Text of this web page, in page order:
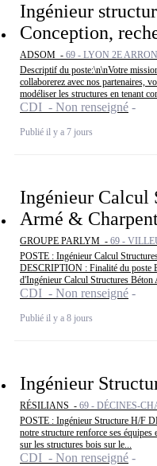
Ingénieur
Conception,
ADSOM - 69 - LYON 2E
Descriptif du poste:\n\nVotre
collaborerez avec nos partenaires,
modéliser les structures en tenant
CDI - Non renseigné
Publié il y a 7 jours
Ingénieur Calcul
Armé &
GROUPE PARLYM - 69 -
POSTE : Ingénieur Calcul
DESCRIPTION : Finalité du poste
d'Ingénieur Calcul Structures Béton
CDI - Non renseigné
Publié il y a 8 jours
Ingénieur
RÉSILIANS - 69 - DÉCINES-
POSTE : Ingénieur Structure H/F
notre structure renforce ses
sur les structures bois sur le...
CDI - Non renseigné